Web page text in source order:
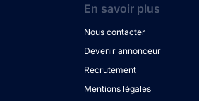
En savoir plus
Nous contacter
Devenir annonceur
Recrutement
Mentions légales